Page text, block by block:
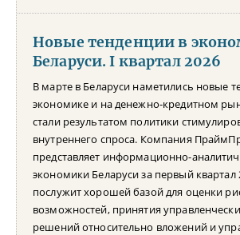
Новые тенденции в
Беларуси. I квартал 2026
В марте в Беларуси наметились новые
экономике и на денежно-кредитном
стали результатом политики
внутреннего спроса. Компания
представляет информационно-
экономики Беларуси за первый квартал
послужит хорошей базой для оценки
возможностей, принятия
решений относительно вложений и